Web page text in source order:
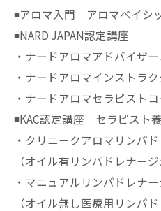
◾️アロマ入門 アロマベイシ
◾️NARD JAPAN認定講座
・ナードアロマアドバイザ
・ナードアロマインストラ
・ナードアロマセラピストコ
◾️KAC認定講座 セラピスト
・クリニークアロマリンパ
（オイル有リンパドレナージ
・マニュアルリンパドレナ
（オイル無し医療用リンパド